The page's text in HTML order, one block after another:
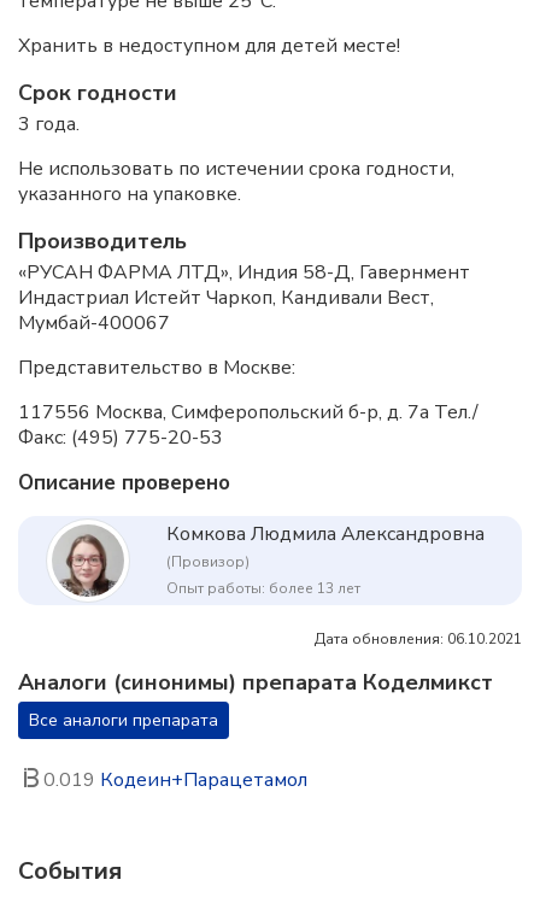
Хранить в недоступном для детей месте!
Срок годности
3 года.
Не использовать по истечении срока годности,
указанного на упаковке.
Производитель
«РУСАН ФАРМА ЛТД», Индия 58-Д, Гавернмент
Индастриал Истейт Чаркоп, Кандивали Вест,
Мумбай-400067
Представительство в Москве:
117556 Москва, Симферопольский б-р, д. 7а Тел./
Факс: (495) 775-20-53
Описание проверено
Комкова Людмила Александровна
(Провизор)
Опыт работы: более 13 лет
Дата обновления: 06.10.2021
Аналоги (синонимы) препарата Коделмикст
Все аналоги препарата
0.019 Кодеин+Парацетамол
События